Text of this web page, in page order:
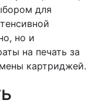
для
но и
на печать за
картриджей.